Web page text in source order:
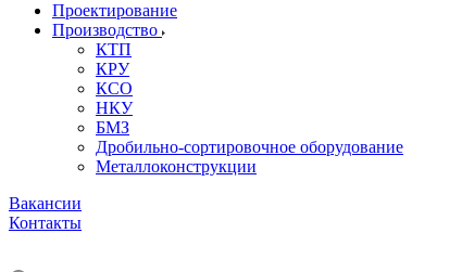
Проектирование
Производство
КТП
КРУ
КСО
НКУ
БМЗ
Дробильно-сортировочное оборудование
Металлоконструкции
Вакансии
Контакты